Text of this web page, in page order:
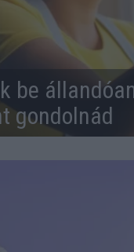
be
gondolnád